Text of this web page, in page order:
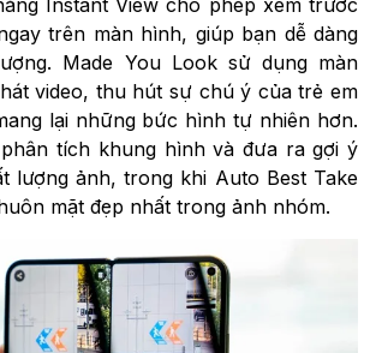
trên màn hình, giúp bạn dễ dàng
Made You Look sử dụng màn
video, thu hút sự chú ý của trẻ em
lại những bức hình tự nhiên hơn.
phân tích khung hình và đưa ra gợi ý
lượng ảnh, trong khi Auto Best Take
mặt đẹp nhất trong ảnh nhóm.